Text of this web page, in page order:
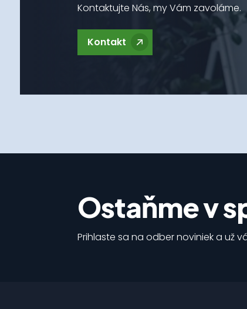
Kontaktujte Nás, my Vám zavoláme.
Kontakt
Ostaňme v
Prihlaste sa na odber noviniek a už